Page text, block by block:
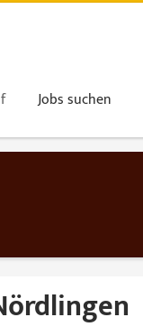
Jobs suchen